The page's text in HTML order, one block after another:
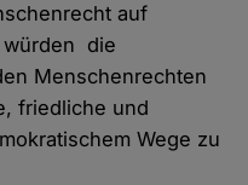
auf
würden die
Menschenrechten
friedliche und
Wege zu